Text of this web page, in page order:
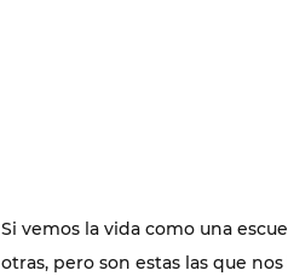
Si vemos la vida como una
otras, pero son estas las que